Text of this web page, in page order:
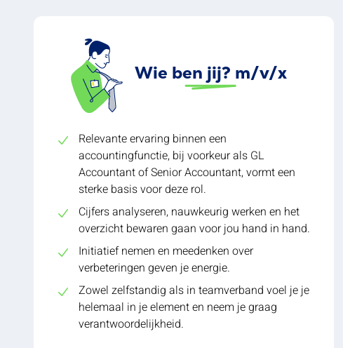
Wie ben jij? m/v/x
Relevante ervaring binnen een
accountingfunctie, bij voorkeur als GL
Accountant of Senior Accountant, vormt een
sterke basis voor deze rol.
Cijfers analyseren, nauwkeurig werken en het
overzicht bewaren gaan voor jou hand in hand.
Initiatief nemen en meedenken over
verbeteringen geven je energie.
Zowel zelfstandig als in teamverband voel je je
helemaal in je element en neem je graag
verantwoordelijkheid.